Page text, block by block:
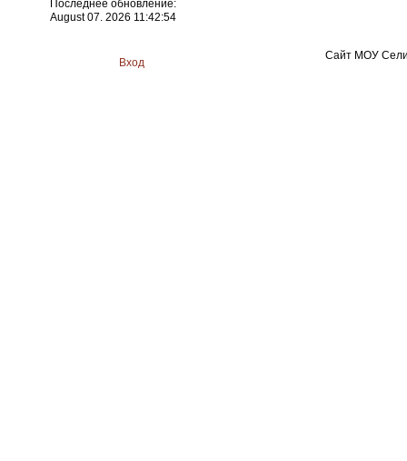
Последнее обновление:
August 07. 2026 11:42:54
Вход
Сайт МОУ